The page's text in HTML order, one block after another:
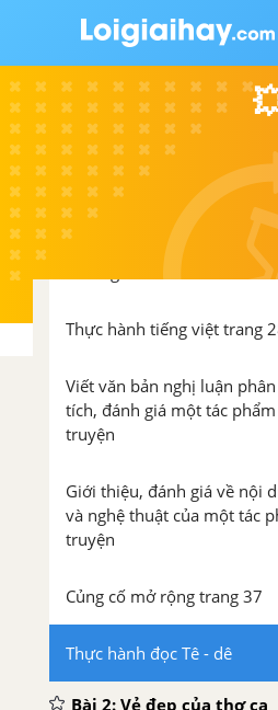
truyện kể
Truyện về các vị thần sáng
thế giới
Tản Viên từ Phán sự lục
Thực hành tiếng việt trang
Viết văn bản nghị luận phân
tích, đánh giá một tác phẩm
truyện
Giới thiệu, đánh giá về nội
và nghệ thuật của một tác
truyện
Củng cố mở rộng trang 37
Thực hành đọc Tê - dê
Bài 2: Vẻ đẹp của thơ ca